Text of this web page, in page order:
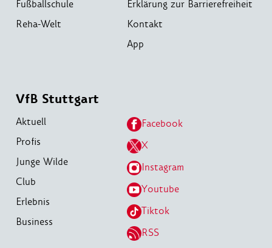
Fußballschule
Reha-Welt
Erklärung zur Barrierefreiheit
Kontakt
App
VfB Stuttgart
Aktuell
Profis
Junge Wilde
Club
Erlebnis
Business
Facebook
X
Instagram
Youtube
Tiktok
RSS